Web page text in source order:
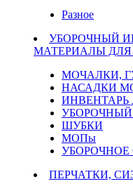
Разное
УБОРОЧНЫЙ
МАТЕРИАЛЫ ДЛЯ
МОЧАЛКИ,
НАСАДКИ
ИНВЕНТАРЬ
ШУБКИ
МОПы
УБОРОЧНОЕ
ПЕРЧАТКИ,